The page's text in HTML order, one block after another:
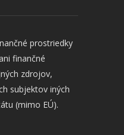
prostriedky
finančné
zdrojov,
subjektov iných
(mimo EÚ).